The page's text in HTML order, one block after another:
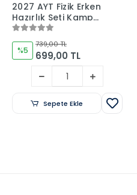
2027 AYT Fizik Erken
Hazırlık Seti Kamp
Kitabı ve Deneme
İkilisi Özcan Aykın
%5
739,00 TL
699,00 TL
Sepete Ekle